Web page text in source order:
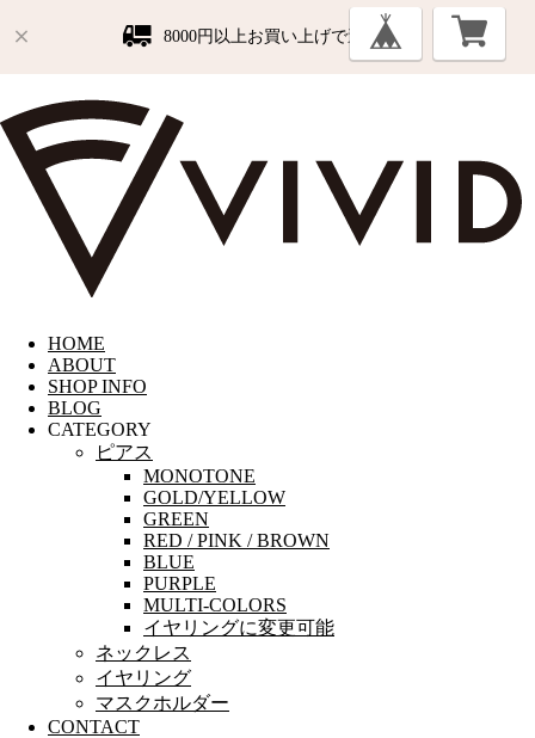
8000円以上お買い上げで送料無料
HOME
ABOUT
SHOP INFO
BLOG
CATEGORY
ピアス
MONOTONE
GOLD/YELLOW
GREEN
RED / PINK / BROWN
BLUE
PURPLE
MULTI-COLORS
イヤリングに変更可能
ネックレス
イヤリング
マスクホルダー
CONTACT